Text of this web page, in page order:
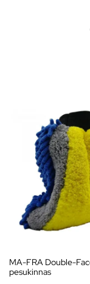
MA-FRA Double-
pesukinnas